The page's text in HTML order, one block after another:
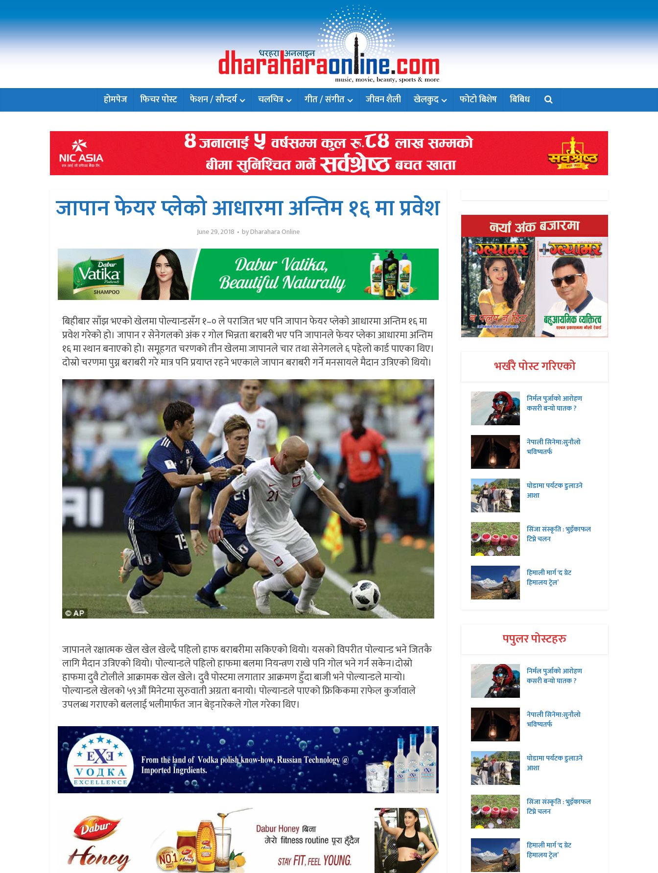
होमपेज फिचर पोस्ट फेशन / सौन्दर्य चलचित्र गीत / संगीत जीवन शैली खेलकुद फोटो बिशेष बिबिध
जापान फेयर प्लेको आधारमा अन्तिम १६ मा प्रवेश
June 29, 2018 byDharahara Online
बिहीबार साँझ भएको खेलमा पोल्यान्डसँग १–० ले पराजित भए पनि जापान फेयर प्लेको आधारमा अन्तिम १६ मा
प्रवेश गरेको हो। जापान र सेनेगलको अंक र गोल भिन्नता बराबरी भए पनि जापानले फेयर प्लेका आधारमा अन्तिम
१६ मा स्थान बनाएको हो। समूहगत चरणको तीन खेलमा जापानले चार तथा सेनेगलले ६ पहेलो कार्ड पाएका थिए।
दोस्रो चरणमा पुग्न बराबरी गरे मात्र पनि प्रयाप्त रहने भएकाले जापान बराबरी गर्ने मनसायले मैदान उत्रिएको थियो।
जापानले रक्षात्मक खेल खेल खेल्दै पहिलो हाफ बराबरीमा सकिएको थियो। यसको विपरीत पोल्यान्ड भने जितकै
लागि मैदान उत्रिएको थियो। पोल्यान्डले पहिलो हाफमा बलमा नियन्त्रण राखे पनि गोल भने गर्न सकेन।दोस्रो
हाफमा दुवै टोलीले आक्रामक खेल खेले। दुवै पोस्टमा लगातार आक्रमण हुँदा बाजी भने पोल्यान्डले मार्‍यो।
पोल्यान्डले खेलको ५९औं मिनेटमा सुरुवाती अग्रता बनायो। पोल्यान्डले पाएको फ्रिकिकमा राफेल कुर्जावाले
उपलब्ध गराएको बललाई भलीमार्फत जान बेड्नारेकले गोल गरेका थिए।
भर्खरै पोस्ट गरिएको
निर्मल पुर्जाको आरोहण
कसरी बन्यो घातक ?
नेपाली सिनेमा:सुनौलो
भविष्यतर्फ
घोडामा पर्यटक डुलाउने
आशा
सिंजा संस्कृति : भुइँकाफल
टिप्ने चलन
हिमाली मार्ग ‘द ग्रेट
हिमालय ट्रेल’
पपुलर पोस्टहरु
निर्मल पुर्जाको आरोहण
कसरी बन्यो घातक ?
नेपाली सिनेमा:सुनौलो
भविष्यतर्फ
घोडामा पर्यटक डुलाउने
आशा
सिंजा संस्कृति : भुइँकाफल
टिप्ने चलन
हिमाली मार्ग ‘द ग्रेट
हिमालय ट्रेल’